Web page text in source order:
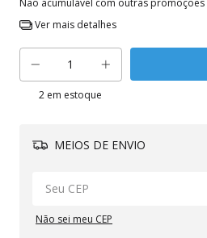
Não acumulável com outras promoções
Ver mais detalhes
2 em estoque
MEIOS DE ENVIO
Não sei meu CEP